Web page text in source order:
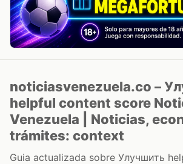
noticiasvenezuela.co –
helpful content score
Venezuela | Noticias,
trámites: context
Guia actualizada sobre Улучшить